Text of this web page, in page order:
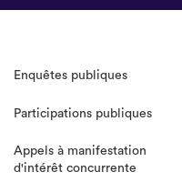
Enquêtes publiques
Participations publiques
Appels à manifestation
d'intérêt concurrente